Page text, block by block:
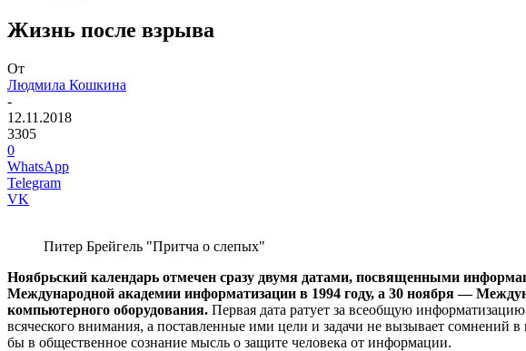
Жизнь после взрыва
От
Людмила Кошкина
-
12.11.2018
3305
0
WhatsApp
Telegram
VK
Питер Брейгель "Притча о слепых"
Ноябрьский календарь отмечен сразу двумя датами, посвященными
Международной академии информатизации в 1994 году, а 30 ноября —
компьютерного оборудования. Первая дата ратует за всеобщую
всяческого внимания, а поставленные ими цели и задачи не вызывает сомнений
бы в общественное сознание мысль о защите человека от информации.